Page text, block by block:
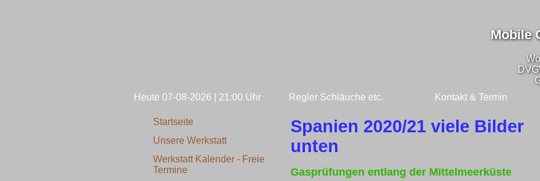
Mobile
Heute 07-08-2026 | 21:00 Uhr Regler Schläuche etc. Kontakt & Termin
Startseite
Unsere Werkstatt
Werkstatt Kalender - Freie
Termine
Spanien 2020/21 viele Bilder
unten
Gasprüfungen entlang der Mittelmeerküste